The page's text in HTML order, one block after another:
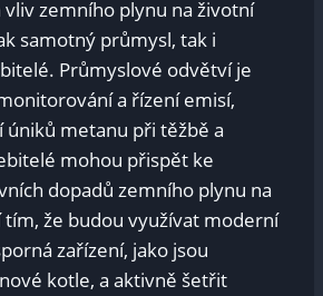
vliv zemního plynu na ⁤životní
⁣samotný ⁤průmysl,​ tak ​i
Průmyslové⁢ odvětví je
‌a⁢ řízení emisí,
úniků metanu při ​těžbě a
mohou přispět ke
dopadů zemního⁤ plynu na
že budou využívat moderní
zařízení, ⁤jako jsou
kotle,⁣ a aktivně⁣ šetřit